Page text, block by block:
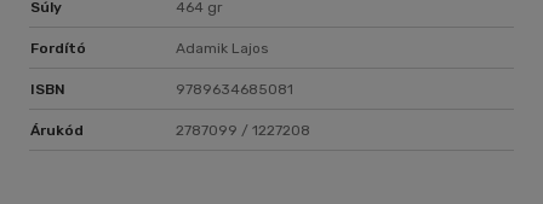
Súly 464 gr
Fordító Adamik Lajos
ISBN 9789634685081
Árukód 2787099 / 1227208